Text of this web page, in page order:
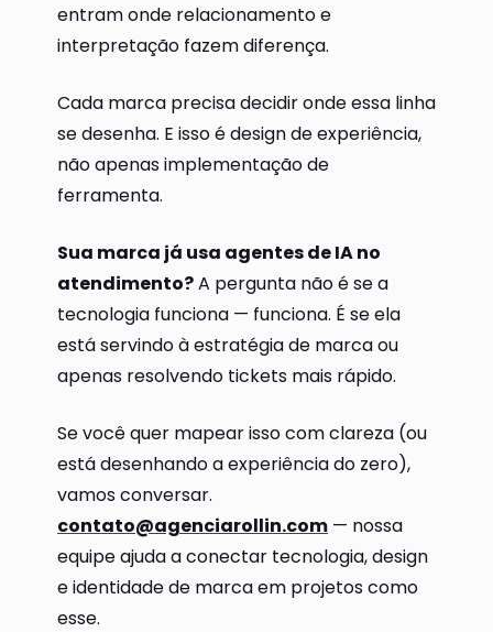
entram onde relacionamento e
interpretação fazem diferença.
Cada marca precisa decidir onde essa linha
se desenha. E isso é design de experiência,
não apenas implementação de
ferramenta.
Sua marca já usa agentes de IA no
atendimento?A pergunta não é se a
tecnologia funciona — funciona. É se ela
está servindo à estratégia de marca ou
apenas resolvendo tickets mais rápido.
Se você quer mapear isso com clareza (ou
está desenhando a experiência do zero),
vamos conversar.
contato@agenciarollin.com — nossa
equipe ajuda a conectar tecnologia, design
e identidade de marca em projetos como
esse.